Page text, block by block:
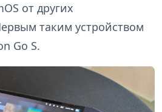
от других
таким устройством
Go S.